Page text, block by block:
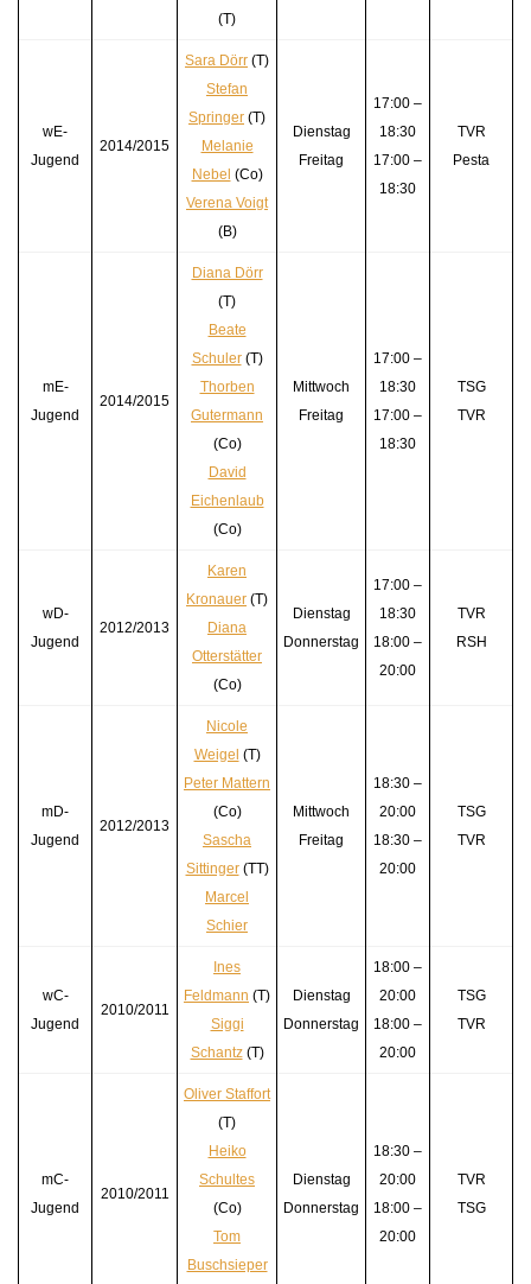
(T)
wE-
Jugend
2014/2015
Sara Dörr (T)
Stefan
Springer (T)
Melanie
Nebel (Co)
Verena Voigt
(B)
Dienstag
Freitag
17:00 –
18:30
17:00 –
18:30
TVR
Pesta
mE-
Jugend
2014/2015
Diana Dörr
(T)
Beate
Schuler(T)
Thorben
Gutermann
(Co)
David
Eichenlaub
(Co)
Mittwoch
Freitag
17:00 –
18:30
17:00 –
18:30
TSG
TVR
wD-
Jugend
2012/2013
Karen
Kronauer (T)
Diana
Otterstätter
(Co)
Dienstag
Donnerstag
17:00 –
18:30
18:00 –
20:00
TVR
RSH
mD-
Jugend
2012/2013
Nicole
Weigel (T)
Peter Mattern
(Co)
Sascha
Sittinger(TT)
Marcel
Schier
Mittwoch
Freitag
18:30 –
20:00
18:30 –
20:00
TSG
TVR
wC-
Jugend
2010/2011
Ines
Feldmann (T)
Siggi
Schantz(T)
Dienstag
Donnerstag
18:00 –
20:00
18:00 –
20:00
TSG
TVR
mC-
Jugend
2010/2011
Oliver Staffort
(T)
Heiko
Schultes
(Co)
Tom
Buschsieper
Dienstag
Donnerstag
18:30 –
20:00
18:00 –
20:00
TVR
TSG